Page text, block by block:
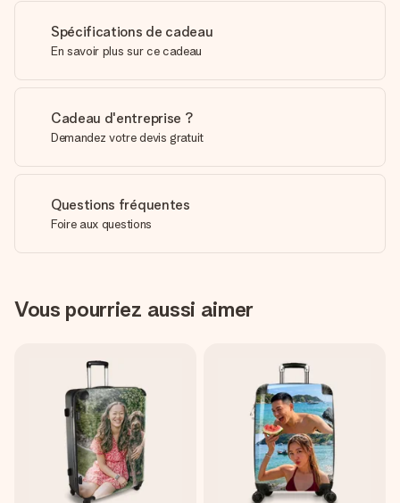
Spécifications de cadeau
En savoir plus sur ce cadeau
Cadeau d'entreprise ?
Demandez votre devis gratuit
Questions fréquentes
Foire aux questions
Vous pourriez aussi aimer